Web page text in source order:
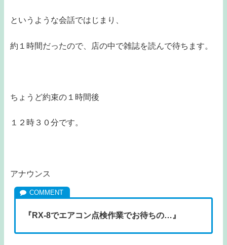
というような会話ではじまり、
約１時間だったので、店の中で雑誌を読んで待ちます。
ちょうど約束の１時間後
１２時３０分です。
アナウンス
『RX-8でエアコン点検作業でお待ちの…』